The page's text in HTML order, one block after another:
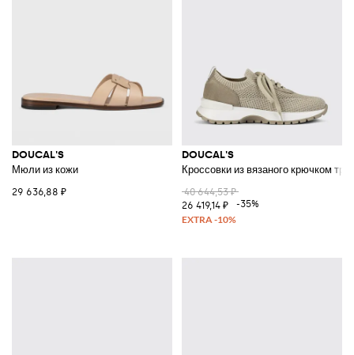
DOUCAL'S
Мюли из кожи
29 636,88 ₽
DOUCAL'S
Кроссовки из вязаного крючком
40 644,53 ₽
26 419,14 ₽
-35%